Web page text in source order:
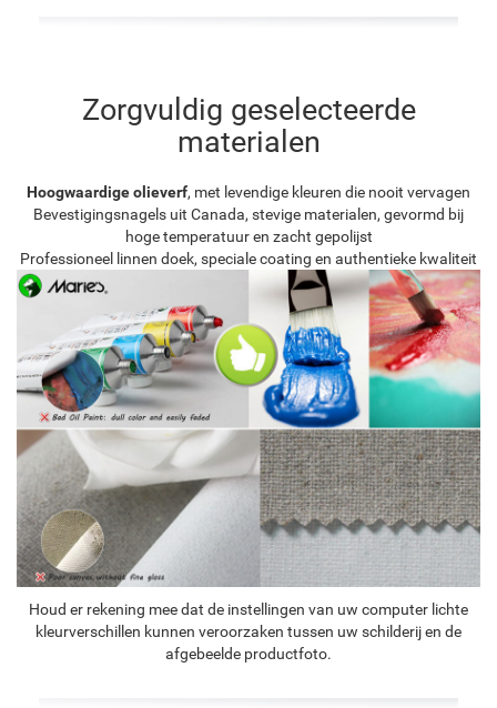
Zorgvuldig geselecteerde
materialen
Hoogwaardige olieverf, met levendige kleuren die nooit vervagen
Bevestigingsnagels uit Canada, stevige materialen, gevormd bij
hoge temperatuur en zacht gepolijst
Professioneel linnen doek, speciale coating en authentieke kwaliteit
Houd er rekening mee dat de instellingen van uw computer lichte
kleurverschillen kunnen veroorzaken tussen uw schilderij en de
afgebeelde productfoto.